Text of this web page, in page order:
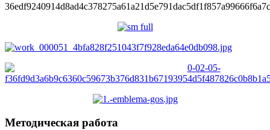
Методическая работа